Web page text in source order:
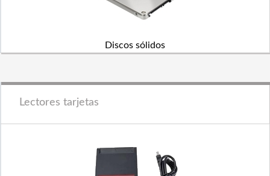
Discos sólidos
Lectores tarjetas